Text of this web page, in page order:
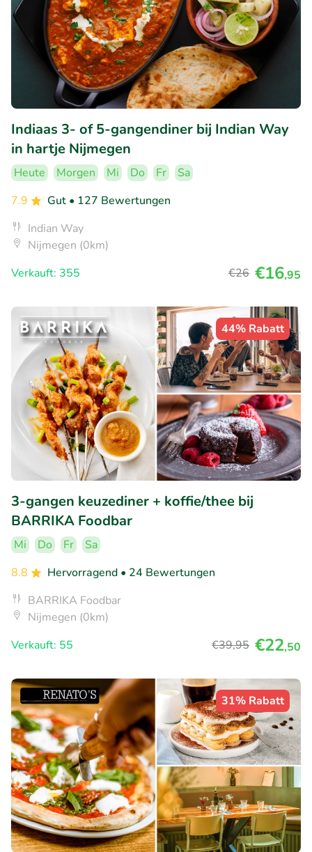
Indiaas 3- of 5-gangendiner bij Indian Way
in hartje Nijmegen
Heute Morgen Mi Do Fr
Sa
7.9
Gut • 127 Bewertungen
Indian Way
Nijmegen (0km)
Verkauft: 355
€26 €16,95
44% Rabatt
3-gangen keuzediner + koffie/thee bij
BARRIKA Foodbar
Mi Do Fr
Sa
8.8
Hervorragend • 24 Bewertungen
BARRIKA Foodbar
Nijmegen (0km)
Verkauft: 55
€39,95 €22,50
31% Rabatt